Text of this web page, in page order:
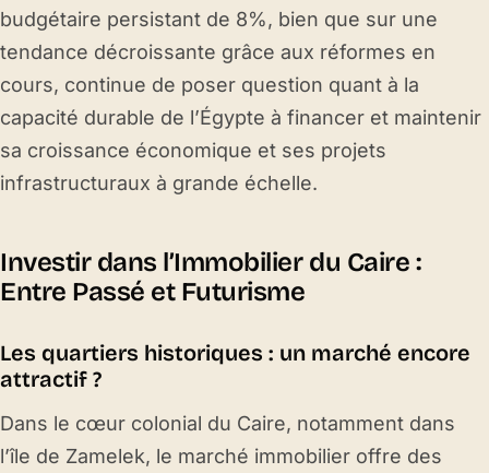
budgétaire persistant de 8%, bien que sur une
tendance décroissante grâce aux réformes en
cours, continue de poser question quant à la
capacité durable de l’Égypte à financer et maintenir
sa croissance économique et ses projets
infrastructuraux à grande échelle.
Investir dans l’Immobilier du Caire :
Entre Passé et Futurisme
Les quartiers historiques : un marché encore
attractif ?
Dans le cœur colonial du Caire, notamment dans
l’île de Zamelek, le marché immobilier offre des